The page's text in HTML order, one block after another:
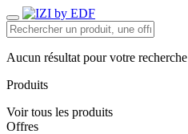
Aucun résultat pour votre recherche
Produits
Voir tous les produits
Offres